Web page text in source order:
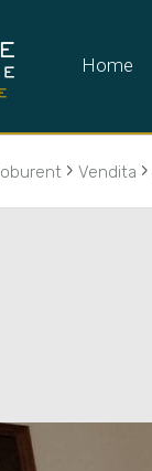
Home
› Vendita ›